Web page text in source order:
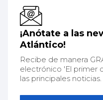
¡Anótate a las
Atlántico!
Recibe de manera
electrónico 'El primer
las principales noticias.